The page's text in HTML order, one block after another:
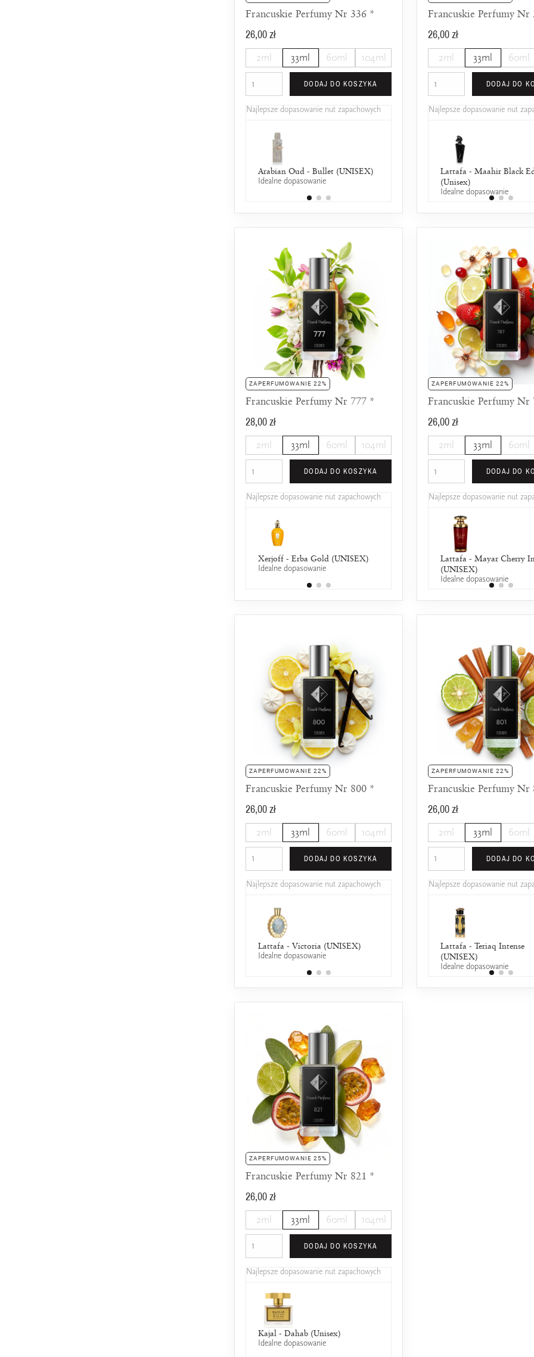
Francuskie Perfumy Nr 336 *
26,00 zł
2ml 33ml 60ml 104ml
DODAJ DO KOSZYKA
Najlepsze dopasowanie nut zapachowych
Arabian Oud - Bullet (UNISEX)
Idealne dopasowanie
Tom Ford - Fucking Fabulous
25% wspólnych nut zapachowych
Francuskie Perfumy Nr
26,00 zł
2ml 33ml 60ml
DODAJ DO
Najlepsze dopasowanie nut
Lattafa - Maahir Black
(Unisex)
Idealne dopasowanie
ZAPERFUMOWANIE 22%
Francuskie Perfumy Nr 777 *
28,00 zł
2ml 33ml 60ml 104ml
DODAJ DO KOSZYKA
Najlepsze dopasowanie nut zapachowych
Xerjoff - Erba Gold (UNISEX)
Idealne dopasowanie
Lancôme - Ô Oui
25% wspólnych nut zapachowych
ZAPERFUMOWANIE 22%
Francuskie Perfumy Nr
26,00 zł
2ml 33ml 60ml
DODAJ DO
Najlepsze dopasowanie nut
Lattafa - Mayar Cherry
(UNISEX)
Idealne dopasowanie
ZAPERFUMOWANIE 22%
Francuskie Perfumy Nr 800 *
26,00 zł
2ml 33ml 60ml 104ml
DODAJ DO KOSZYKA
Najlepsze dopasowanie nut zapachowych
Lattafa - Victoria (UNISEX)
Idealne dopasowanie
Lancôme - Hypnose
25% wspólnych nut zapachowych
ZAPERFUMOWANIE 22%
Francuskie Perfumy Nr
26,00 zł
2ml 33ml 60ml
DODAJ DO
Najlepsze dopasowanie nut
Lattafa - Teriaq Intense
(UNISEX)
Idealne dopasowanie
ZAPERFUMOWANIE 25%
Francuskie Perfumy Nr 821 *
26,00 zł
2ml 33ml 60ml 104ml
DODAJ DO KOSZYKA
Najlepsze dopasowanie nut zapachowych
Kajal - Dahab (Unisex)
Idealne dopasowanie